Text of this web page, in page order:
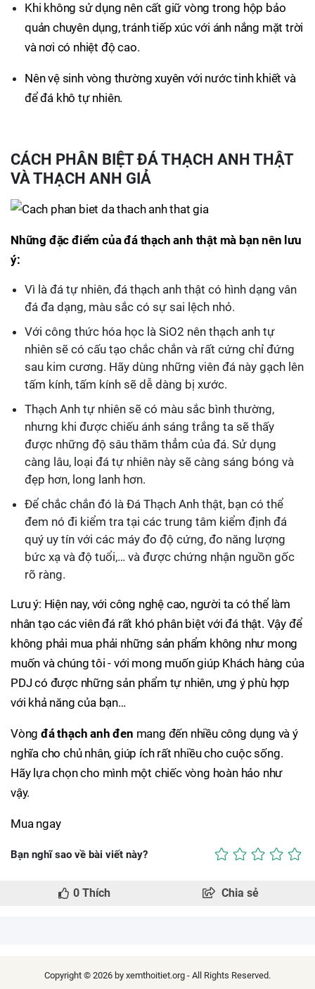
Khi không sử dụng nên cất giữ vòng trong hộp bảo
quản chuyên dụng, tránh tiếp xúc với ánh nắng mặt trời
và nơi có nhiệt độ cao.
Nên vệ sinh vòng thường xuyên với nước tinh khiết và
để đá khô tự nhiên.
CÁCH PHÂN BIỆT ĐÁ THẠCH ANH THẬT
VÀ THẠCH ANH GIẢ
Những đặc điểm của đá thạch anh thật mà bạn nên lưu
ý:
Vì là đá tự nhiên, đá thạch anh thật có hình dạng vân
đá đa dạng, màu sắc có sự sai lệch nhỏ.
Với công thức hóa học là SiO2 nên thạch anh tự
nhiên sẽ có cấu tạo chắc chắn và rất cứng chỉ đứng
sau kim cương. Hãy dùng những viên đá này gạch lên
tấm kính, tấm kính sẽ dễ dàng bị xước.
Thạch Anh tự nhiên sẽ có màu sắc bình thường,
nhưng khi được chiếu ánh sáng trắng ta sẽ thấy
được những độ sâu thăm thẳm của đá. Sử dụng
càng lâu, loại đá tự nhiên này sẽ càng sáng bóng và
đẹp hơn, long lanh hơn.
Để chắc chắn đó là Đá Thạch Anh thật, bạn có thể
đem nó đi kiểm tra tại các trung tâm kiểm định đá
quý uy tín với các máy đo độ cứng, đo năng lượng
bức xạ và độ tuổi,… và được chứng nhận nguồn gốc
rõ ràng.
Lưu ý: Hiện nay, với công nghệ cao, người ta có thể làm
nhân tạo các viên đá rất khó phân biệt với đá thật. Vậy để
không phải mua phải những sản phẩm không như mong
muốn và chúng tôi - với mong muốn giúp Khách hàng của
PDJ có được những sản phẩm tự nhiên, ưng ý phù hợp
với khả năng của bạn…
Vòng đá thạch anh đen mang đến nhiều công dụng và ý
nghĩa cho chủ nhân, giúp ích rất nhiều cho cuộc sống.
Hãy lựa chọn cho mình một chiếc vòng hoàn hảo như
vậy.
Mua ngay
Bạn nghĩ sao về bài viết này?
0 Thích Chia sẻ
Copyright © 2026 by xemthoitiet.org - All Rights Reserved.